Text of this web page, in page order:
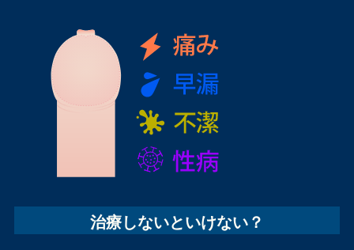
治療しないといけない？